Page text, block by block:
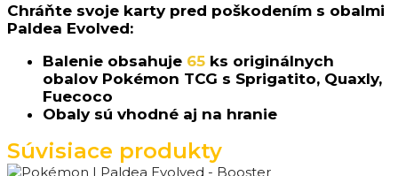
Chráňte svoje karty pred poškodením s obalmi
Paldea Evolved:
Balenie obsahuje 65 ks originálnych
obalov Pokémon TCG s Sprigatito, Quaxly,
Fuecoco
Obaly sú vhodné aj na hranie
Súvisiace produkty